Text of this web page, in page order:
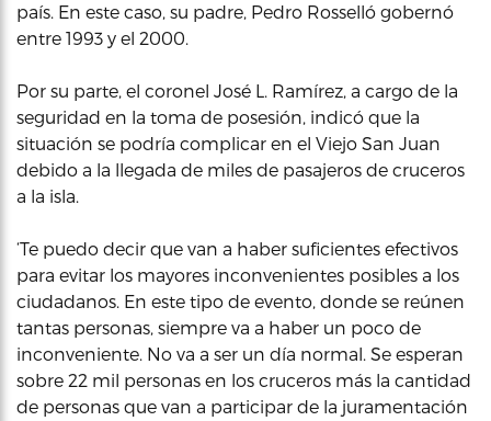
país. En este caso, su padre, Pedro Rosselló gobernó
entre 1993 y el 2000.
Por su parte, el coronel José L. Ramírez, a cargo de la
seguridad en la toma de posesión, indicó que la
situación se podría complicar en el Viejo San Juan
debido a la llegada de miles de pasajeros de cruceros
a la isla.
‘Te puedo decir que van a haber suficientes efectivos
para evitar los mayores inconvenientes posibles a los
ciudadanos. En este tipo de evento, donde se reúnen
tantas personas, siempre va a haber un poco de
inconveniente. No va a ser un día normal. Se esperan
sobre 22 mil personas en los cruceros más la cantidad
de personas que van a participar de la juramentación